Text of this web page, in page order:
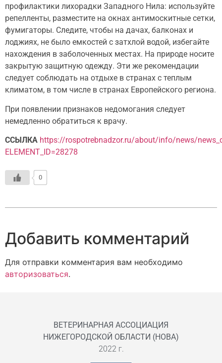
профилактики лихорадки Западного Нила: используйте
репелленты, разместите на окнах антимоскитные сетки,
фумигаторы. Следите, чтобы на дачах, балконах и
лоджиях, не было емкостей с затхлой водой, избегайте
нахождения в заболоченных местах. На природе носите
закрытую защитную одежду. Эти же рекомендации
следует соблюдать на отдыхе в странах с теплым
климатом, в том числе в странах Европейского региона.
При появлении признаков недомогания следует
немедленно обратиться к врачу.
ССЫЛКА https://rospotrebnadzor.ru/about/info/news/
ELEMENT_ID=28278
0
Добавить комментарий
Для отправки комментария вам необходимо
авторизоваться.
ВЕТЕРИНАРНАЯ АССОЦИАЦИЯ
НИЖЕГОРОДСКОЙ ОБЛАСТИ (НОВА)
2022 г.